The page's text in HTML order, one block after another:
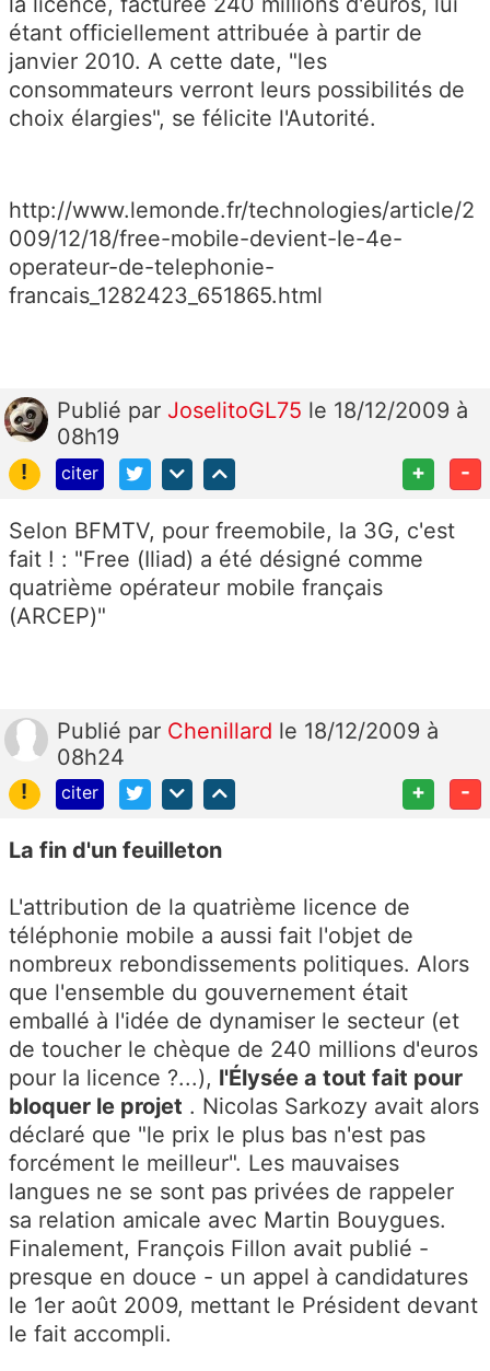
étant officiellement attribuée à partir de
janvier 2010. A cette date, "les
consommateurs verront leurs possibilités de
choix élargies", se félicite l'Autorité.
http://www.lemonde.fr/technologies/article/2
009/12/18/free-mobile-devient-le-4e-
operateur-de-telephonie-
francais_1282423_651865.html
Publié par JoselitoGL75 le 18/12/2009 à
08h19
!
citer + -
Selon BFMTV, pour freemobile, la 3G, c'est
fait ! : "Free (Iliad) a été désigné comme
quatrième opérateur mobile français
(ARCEP)"
Publié par Chenillard le 18/12/2009 à
08h24
!
citer + -
La fin d'un feuilleton
L'attribution de la quatrième licence de
téléphonie mobile a aussi fait l'objet de
nombreux rebondissements politiques. Alors
que l'ensemble du gouvernement était
emballé à l'idée de dynamiser le secteur (et
de toucher le chèque de 240 millions d'euros
pour la licence ?...), l'Élysée a tout fait pour
bloquer le projet . Nicolas Sarkozy avait alors
déclaré que "le prix le plus bas n'est pas
forcément le meilleur". Les mauvaises
langues ne se sont pas privées de rappeler
sa relation amicale avec Martin Bouygues.
Finalement, François Fillon avait publié -
presque en douce - un appel à candidatures
le 1er août 2009, mettant le Président devant
le fait accompli.